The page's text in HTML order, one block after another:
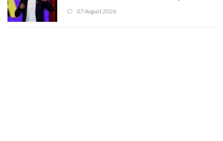
forma de quitar dignidad"
07 August 2026